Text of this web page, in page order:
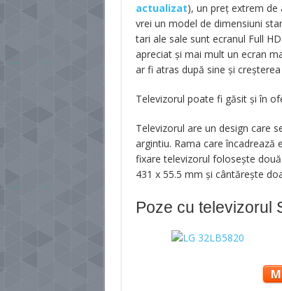
actualizat), un preț extrem de
vrei un model de dimensiuni
tari ale sale sunt ecranul Full
apreciat și mai mult un ecran
ar fi atras după sine și
Televizorul poate fi găsit și în
Televizorul are un design care
argintiu. Rama care
fixare televizorul folosește
431 x 55.5 mm și cântărește
Poze cu televizorul